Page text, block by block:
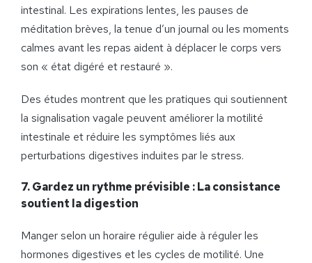
intestinal. Les expirations lentes, les pauses de
méditation brèves, la tenue d’un journal ou les moments
calmes avant les repas aident à déplacer le corps vers
son « état digéré et restauré ».
Des études montrent que les pratiques qui soutiennent
la signalisation vagale peuvent améliorer la motilité
intestinale et réduire les symptômes liés aux
perturbations digestives induites par le stress.
7. Gardez un rythme prévisible :La consistance
soutient la digestion
Manger selon un horaire régulier aide à réguler les
hormones digestives et les cycles de motilité. Une